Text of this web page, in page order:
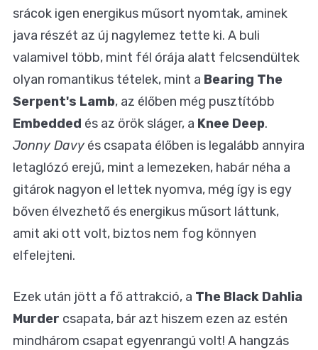
srácok igen energikus műsort nyomtak, aminek
java részét az új nagylemez tette ki. A buli
valamivel több, mint fél órája alatt felcsendültek
olyan romantikus tételek, mint a Bearing The
Serpent's Lamb, az élőben még pusztítóbb
Embedded és az örök sláger, a Knee Deep.
Jonny Davyés csapata élőben is legalább annyira
letaglózó erejű, mint a lemezeken, habár néha a
gitárok nagyon el lettek nyomva, még így is egy
bőven élvezhető és energikus műsort láttunk,
amit aki ott volt, biztos nem fog könnyen
elfelejteni.
Ezek után jött a fő attrakció, a The Black Dahlia
Murder csapata, bár azt hiszem ezen az estén
mindhárom csapat egyenrangú volt! A hangzás